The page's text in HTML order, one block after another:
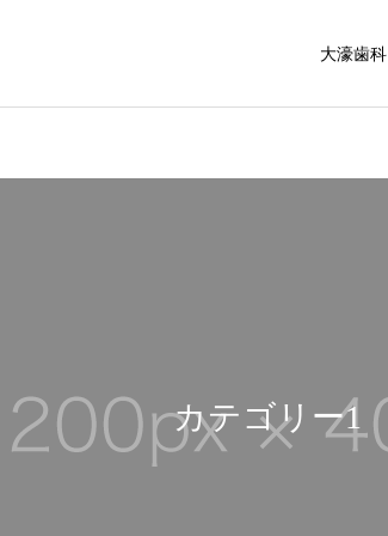
大濠歯科
カテゴリー1